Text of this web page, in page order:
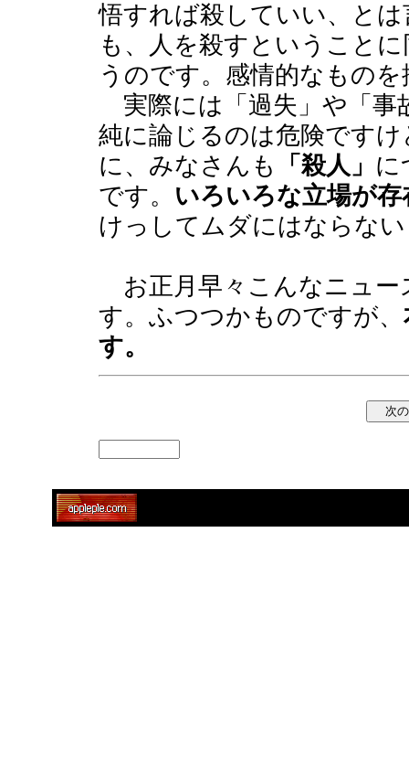
悟すれば殺していい、と
も、人を殺すということ
うのです。感情的なもの
実際には「過失」や「事
純に論じるのは危険です
に、みなさんも
「殺人」 に
です。 いろいろな立場が
けっしてムダにはならな
お正月早々こんなニュー
す。ふつつかものですが、
す。